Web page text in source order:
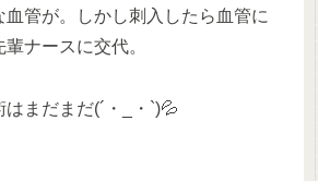
管が。しかし刺入したら血管に
ナースに交代。
まだまだ(´・_・`)💦